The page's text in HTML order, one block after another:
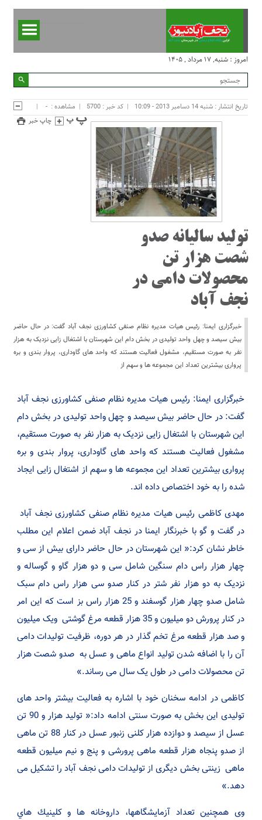
امروز : شنبه, ۱۷ مرداد , ۱۴۰۵
تاریخ انتشار : شنبه 14 دسامبر 2013 - 10:09 کد خبر : 5700 مشاهده : -
چاپ خبر
تولید سالیانه صدو
شصت هزار تن
محصولات دامی در
نجف آباد
خبرگزاری ایمنا: رئیس هیات مدیره نظام صنفی کشاورزی نجف آباد گفت: در حال حاضر
بیش سیصد و چهل واحد تولیدی در بخش دام این شهرستان با اشتغال زایی نزدیک به هزار
نفر به صورت مستقیم، مشغول فعالیت هستند که واحد های گاوداری، پروار بندی و بره
پرواری بیشترین تعداد این مجموعه ها و سهم از
خبرگزاری ایمنا: رئیس هیات مدیره نظام صنفی کشاورزی نجف آباد
گفت: در حال حاضر بیش سیصد و چهل واحد تولیدی در بخش دام
این شهرستان با اشتغال زایی نزدیک به هزار نفر به صورت مستقیم،
مشغول فعالیت هستند که واحد های گاوداری، پروار بندی و بره
پرواری بیشترین تعداد این مجموعه ها و سهم از اشتغال زایی ایجاد
شده را به خود اختصاص داده اند.
مهدی کاظمی رئیس هیات مدیره نظام صنفی کشاورزی نجف آباد
در گفت و گو با خبرنگار ایمنا در نجف آباد ضمن اعلام این مطلب
خاطر نشان کرد:« این شهرستان در حال حاضر دارای بیش از سی و
چهار هزار راس دام سنگین شامل سی و دو هزار گاو و گوساله و
نزدیک به دو هزار نفر شتر در کنار صدو سی هزار راس دام سبک
شامل صدو چهار هزار گوسفند و 25 هزار راس بز است که این امر
در کنار پرورش دو میلیون و 35 هزار قطعه مرغ گوشتی ویک میلیون
و صد هزار قطعه مرغ تخم گذار در هر دوره، ظرفیت تولیدات دامی
آن را با اضافه شدن تولید انواع ماهی و عسل به صدو شصت هزار
تن محصولات دامی در طول یک سال می رساند.»
کاظمی در ادامه سخنان خود با اشاره به فعالیت بیشتر واحد های
تولیدی این بخش به صورت سنتی ادامه داد:« تولید هزار و 90 تن
عسل از سیصد و دوازده هزار کلنی زنبور عسل در کنار 88 تن ماهی
از صدو پنجاه هزار قطعه ماهی پرورشی و پنج و نیم میلیون قطعه
ماهی زینتی بخش دیگری از تولیدات دامی نجف آباد را تشکیل می
دهد.»
وی همچنین تعداد آزمايشگاهها، داروخانه ها و كلينيك هاي